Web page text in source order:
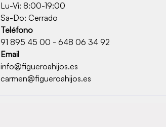
Lu-Vi: 8:00-19:00
Sa-Do: Cerrado
Teléfono
91 895 45 00 - 648 06 34 92
Email
info@figueroahijos.es
carmen@figueroahijos.es